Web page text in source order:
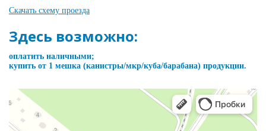
Скачать схему проезда
Здесь возможно:
оплатить наличными;
купить от 1 мешка (канистры/мкр/куба/барабана) продукции.